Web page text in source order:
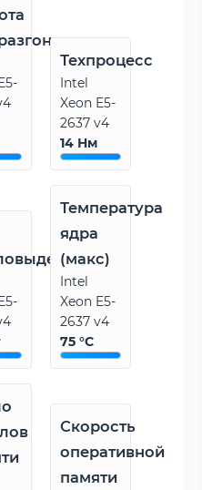
Техпроцесс
Intel
Xeon E5-
2637 v4
14 Нм
Температура
ядра
(макс)
Intel
Xeon E5-
2637 v4
75 °C
Скорость
оперативной
памяти